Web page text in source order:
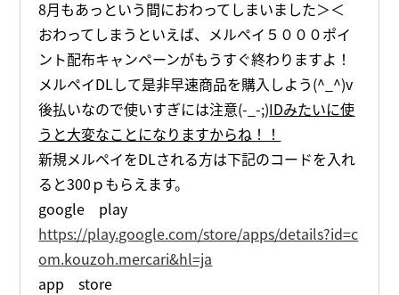
8月もあっという間におわってしまいました＞＜
おわってしまうといえば、メルペイ５０００ポイ
ント配布キャンペーンがもうすぐ終わりますよ！
メルペイDLして是非早速商品を購入しよう(^_^)v
後払いなので使いすぎには注意(-_-;)IDみたいに使
うと大変なことになりますからね！！
新規メルペイをDLされる方は下記のコードを入れ
ると300ｐもらえます。
google play
https://play.google.com/store/apps/details?id=c
om.kouzoh.mercari&hl=ja
app store